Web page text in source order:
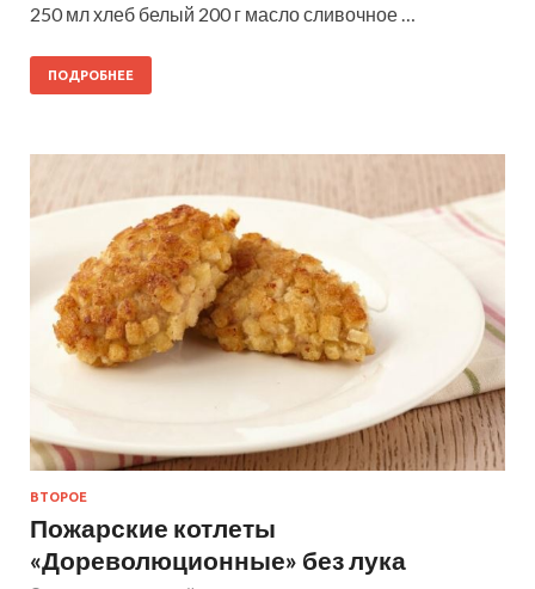
250 мл хлеб белый 200 г масло сливочное …
ПОДРОБНЕЕ
ВТОРОЕ
Пожарские котлеты
«Дореволюционные» без лука